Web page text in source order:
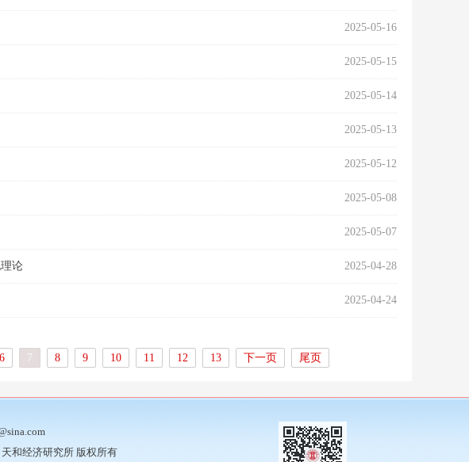
2025-05-16
2025-05-15
2025-05-14
2025-05-13
2025-05-12
2025-05-08
2025-05-07
论 2025-04-28
2025-04-24
6 7 8 9 10 11 12 13 下一页 尾页
和经济研究所 版权所有